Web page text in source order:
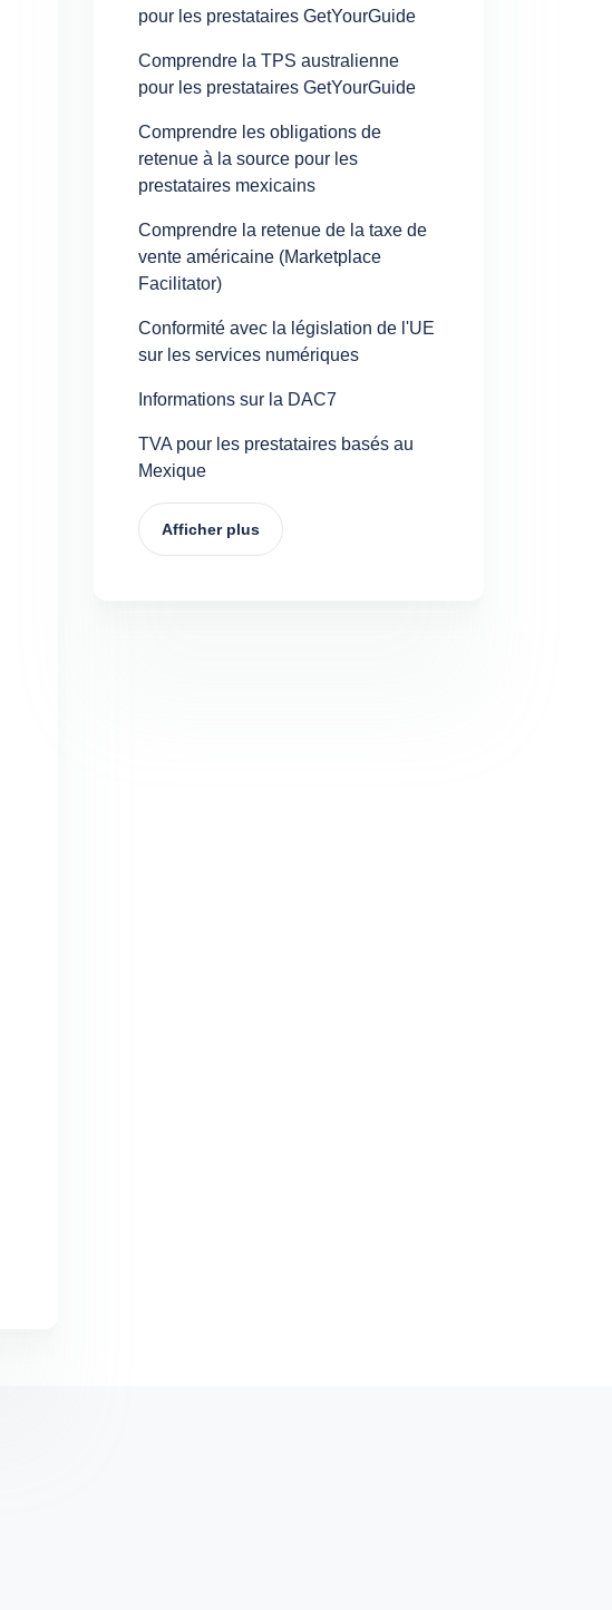
pour les prestataires GetYourGuide
Comprendre la TPS australienne
pour les prestataires GetYourGuide
Comprendre les obligations de
retenue à la source pour les
prestataires mexicains
Comprendre la retenue de la taxe de
vente américaine (Marketplace
Facilitator)
Conformité avec la législation de l'UE
sur les services numériques
Informations sur la DAC7
TVA pour les prestataires basés au
Mexique
Afficher plus